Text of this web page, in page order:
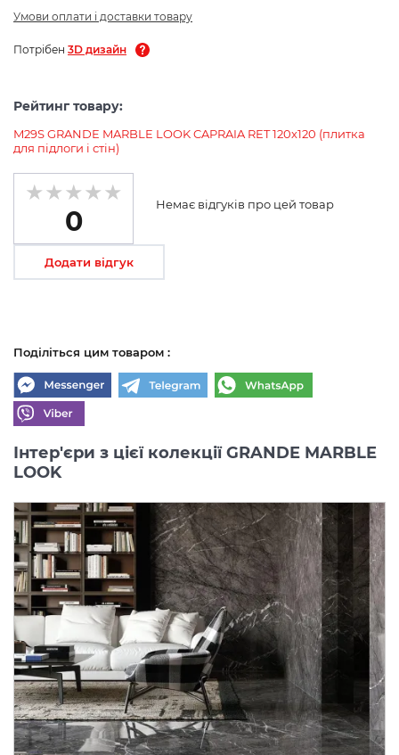
Умови оплати і доставки товару
Потрібен 3D дизайн
Рейтинг товару:
M29S GRANDE MARBLE LOOK CAPRAIA RET 120х120 (плитка
для підлоги і стін)
0
Немає відгуків про цей товар
Додати відгук
Поділіться цим товаром :
Інтер'єри з цієї колекції GRANDE MARBLE
LOOK